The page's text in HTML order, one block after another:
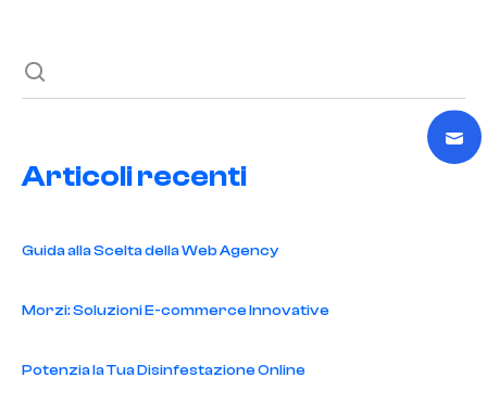
Articoli recenti
Guida alla Scelta della Web Agency
Morzi: Soluzioni E-commerce Innovative
Potenzia la Tua Disinfestazione Online